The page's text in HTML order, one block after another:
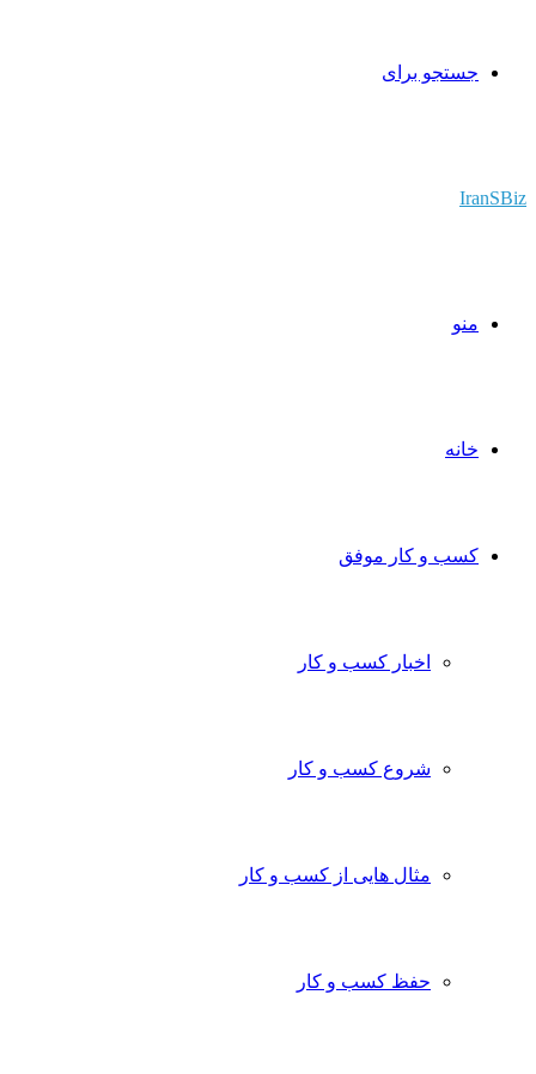
جستجو برای
IranSBiz
منو
خانه
کسب و کار موفق
اخبار کسب و کار
شروع کسب و کار
مثال هایی از کسب و کار
حفظ کسب و کار